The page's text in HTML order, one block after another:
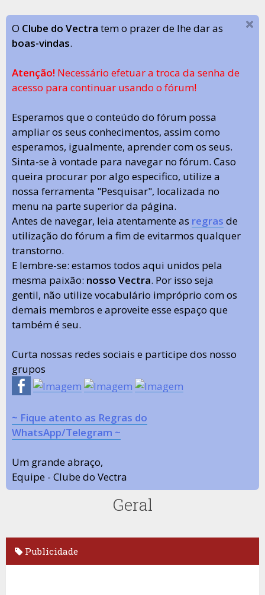
O Clube do Vectra tem o prazer de lhe dar as
boas-vindas.
Atenção! Necessário efetuar a troca da senha de
acesso para continuar usando o fórum!
Esperamos que o conteúdo do fórum possa
ampliar os seus conhecimentos, assim como
esperamos, igualmente, aprender com os seus.
Sinta-se à vontade para navegar no fórum. Caso
queira procurar por algo especifico, utilize a
nossa ferramenta "Pesquisar", localizada no
menu na parte superior da página.
Antes de navegar, leia atentamente as regras de
utilização do fórum a fim de evitarmos qualquer
transtorno.
E lembre-se: estamos todos aqui unidos pela
mesma paixão: nosso Vectra. Por isso seja
gentil, não utilize vocabulário impróprio com os
demais membros e aproveite esse espaço que
também é seu.
Curta nossas redes sociais e participe dos nosso
grupos
~ Fique atento as Regras do
WhatsApp/Telegram ~
Um grande abraço,
Equipe - Clube do Vectra
Geral
Publicidade